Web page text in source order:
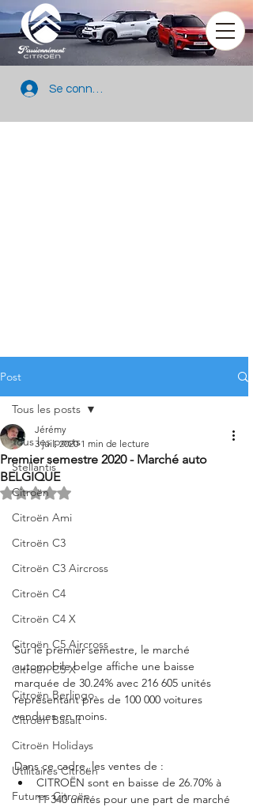
Se connecter
Post
Tous les posts
Stellantis
Citroën
Citroën Ami
Citroën C3
Citroën C3 Aircross
Citroën C4
Citroën C4 X
Citroën C5 Aircross
Citroën C5 X
Citroën Berlingo
Citroën Basalt
Citroën Holidays
Utilitaires Citroën
Futures Citroën
Tous les posts
Premier semestre 2020 - Marché auto
BELGIQUE
Jérémy
3 juil. 2020 1 min de lecture
Noté NaN étoiles sur 5.
Sur le premier semestre, le marché
automobile belge affiche une baisse
marquée de 30.24% avec 216 605 unités
représentant près de 100 000 voitures
vendues en moins.
Dans ce cadre, les ventes de :
CITROËN sont en baisse de 26.70% à
11 340 unités pour une part de marché